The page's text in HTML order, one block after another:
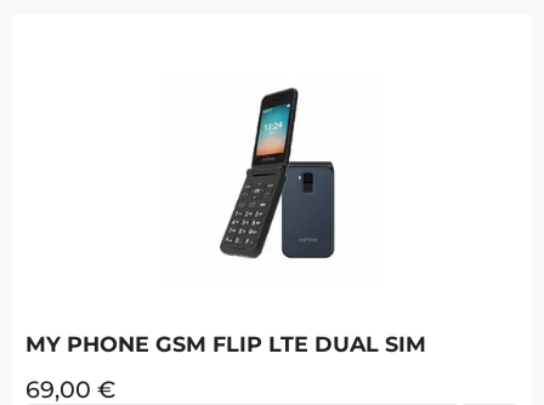
MY PHONE GSM FLIP LTE DUAL SIM
69,00 €